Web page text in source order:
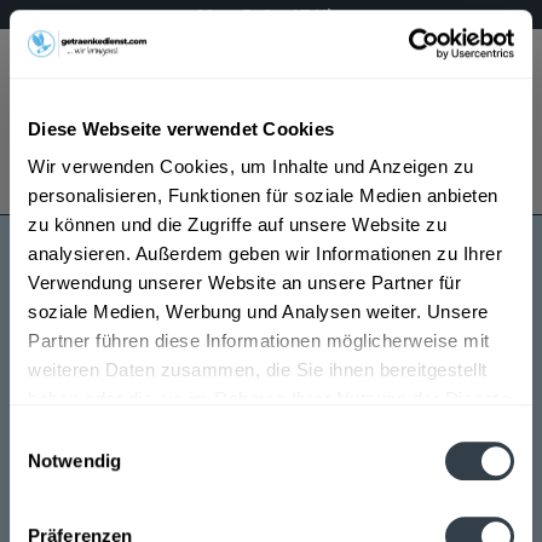
Diese Webseite verwendet Cookies
Wir verwenden Cookies, um Inhalte und Anzeigen zu
personalisieren, Funktionen für soziale Medien anbieten
zu können und die Zugriffe auf unsere Website zu
analysieren. Außerdem geben wir Informationen zu Ihrer
Verwendung unserer Website an unsere Partner für
soziale Medien, Werbung und Analysen weiter. Unsere
Partner führen diese Informationen möglicherweise mit
weiteren Daten zusammen, die Sie ihnen bereitgestellt
Notwendig
Präferenzen
Mo – Fr 9 – 17 Uhr
Menü
Bestellung widerrufen
Es gilt unsere Datenschutzerklärung
Saget
Saget wird in den folgenden Regionen, Städten,